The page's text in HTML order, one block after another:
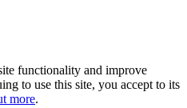
functionality and improve
to use this site, you accept to its
more.